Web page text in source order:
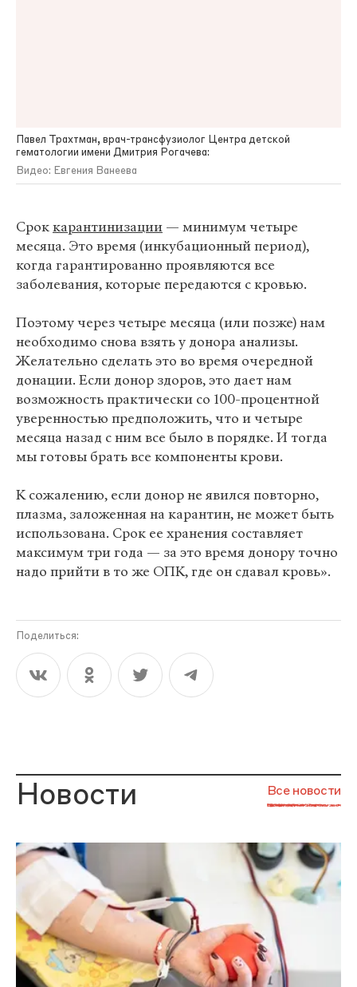
Павел Трахтман, врач-трансфузиолог Центра детской
гематологии имени Дмитрия Рогачева:
Видео: Евгения Ванеева
Сроккарантинизации — минимум четыре
месяца. Это время (инкубационный период),
когда гарантированно проявляются все
заболевания, которые передаются с кровью.
Поэтому через четыре месяца (или позже) нам
необходимо снова взять у донора анализы.
Желательно сделать это во время очередной
донации. Если донор здоров, это дает нам
возможность практически со 100-процентной
уверенностью предположить, что и четыре
месяца назад с ним все было в порядке. И тогда
мы готовы брать все компоненты крови.
К сожалению, если донор не явился повторно,
плазма, заложенная на карантин, не может быть
использована. Срок ее хранения составляет
максимум три года — за это время донору точно
надо прийти в то же ОПК, где он сдавал кровь».
Поделиться:
Новости Все новости